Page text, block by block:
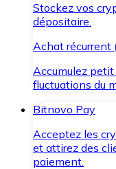
Stockez vos
dépositaire.
Achat récurrent
Accumulez
fluctuations du
Bitnovo Pay
Acceptez les
et attirez des
paiement.